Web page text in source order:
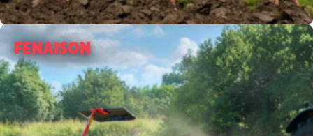
FENAISON